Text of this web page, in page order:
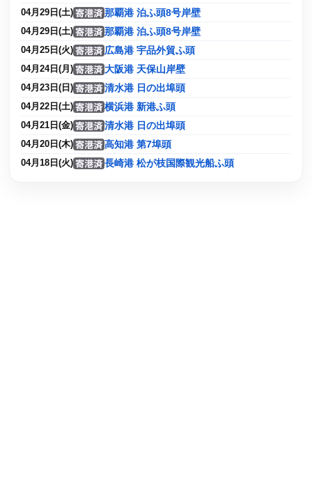
04月29日(土) 那覇港 泊ふ頭8号岸壁
04月29日(土) 那覇港 泊ふ頭8号岸壁
04月25日(火) 広島港 宇品外貿ふ頭
04月24日(月) 大阪港 天保山岸壁
04月23日(日) 清水港 日の出埠頭
04月22日(土) 横浜港 新港ふ頭
04月21日(金) 清水港 日の出埠頭
04月20日(木) 高知港 第7埠頭
04月18日(火) 長崎港 松が枝国際観光船ふ頭